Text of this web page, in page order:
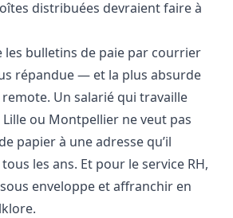
distribuées devraient faire à
les bulletins de paie par courrier
répandue — et la plus absurde
Un salarié qui travaille
ou Montpellier ne veut pas
papier à une adresse qu’il
les ans. Et pour le service RH,
enveloppe et affranchir en